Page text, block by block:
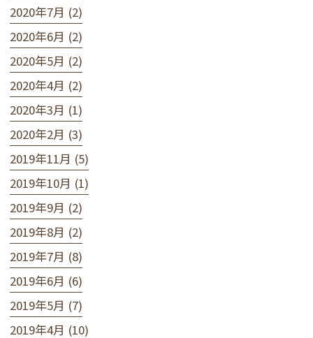
2020年7月 (2)
2020年6月 (2)
2020年5月 (2)
2020年4月 (2)
2020年3月 (1)
2020年2月 (3)
2019年11月 (5)
2019年10月 (1)
2019年9月 (2)
2019年8月 (2)
2019年7月 (8)
2019年6月 (6)
2019年5月 (7)
2019年4月 (10)